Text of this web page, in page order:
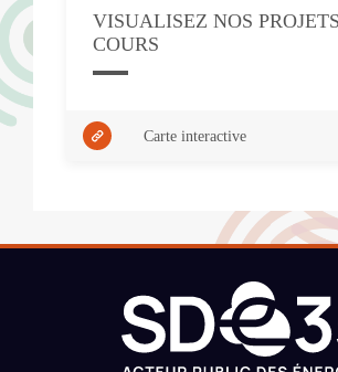
VISUALISEZ NOS
COURS
Carte interactive